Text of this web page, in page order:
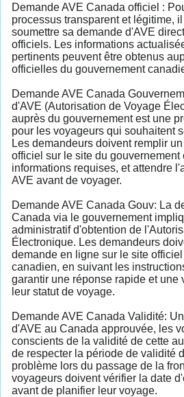
Demande AVE Canada officiel :
processus transparent et légitime,
soumettre sa demande d'AVE
officiels. Les informations
pertinents peuvent être obtenus
officielles du gouvernement
Demande AVE Canada
d'AVE (Autorisation de Voyage
auprès du gouvernement est une
pour les voyageurs qui souhaitent
Les demandeurs doivent remplir
officiel sur le site du
informations requises, et attendre
AVE avant de voyager.
Demande AVE Canada Gouv: La
Canada via le gouvernement
administratif d'obtention de
Électronique. Les demandeurs
demande en ligne sur le site
canadien, en suivant les
garantir une réponse rapide et une
leur statut de voyage.
Demande AVE Canada Validité:
d'AVE au Canada approuvée, les
conscients de la validité de cette
de respecter la période de validité
problème lors du passage de la
voyageurs doivent vérifier la date
avant de planifier leur voyage.